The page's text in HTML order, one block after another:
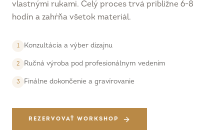
vlastnými rukami. Celý proces trvá približne 6-8
hodín a zahŕňa všetok materiál.
1 Konzultácia a výber dizajnu
2 Ručná výroba pod profesionálnym vedením
3 Finálne dokončenie a gravírovanie
REZERVOVAŤ WORKSHOP